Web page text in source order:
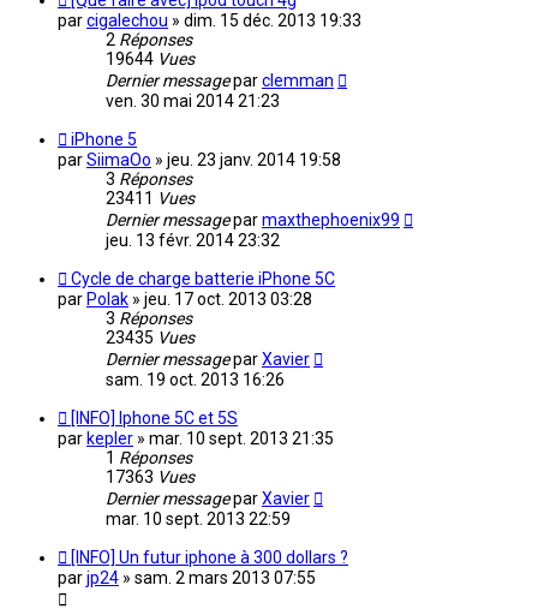
parcigalechou » dim. 15 déc. 2013 19:33
2 Réponses
19644 Vues
Dernier messageparclemman
ven. 30 mai 2014 21:23
iPhone 5
parSiimaOo » jeu. 23 janv. 2014 19:58
3 Réponses
23411 Vues
Dernier messageparmaxthephoenix99
jeu. 13 févr. 2014 23:32
Cycle de charge batterie iPhone 5C
par Polak » jeu. 17 oct. 2013 03:28
3 Réponses
23435 Vues
Dernier messageparXavier
sam. 19 oct. 2013 16:26
[INFO] Iphone 5C et 5S
par kepler » mar. 10 sept. 2013 21:35
1 Réponses
17363 Vues
Dernier messageparXavier
mar. 10 sept. 2013 22:59
[INFO] Un futur iphone à 300 dollars ?
parjp24 » sam. 2 mars 2013 07:55